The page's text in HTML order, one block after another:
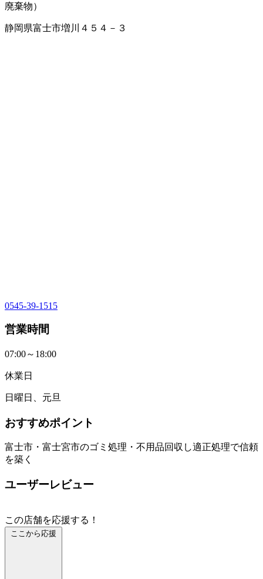
廃棄物）
静岡県富士市増川４５４－３
0545-39-1515
営業時間
07:00～18:00
休業日
日曜日、元旦
おすすめポイント
富士市・富士宮市のゴミ処理・不用品回収し適正処理で信頼
を築く
ユーザーレビュー
この店舗を応援する！
ここから応援